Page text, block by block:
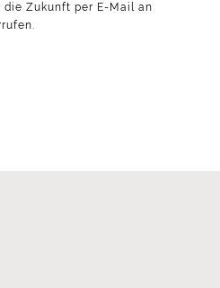
Zukunft per E-Mail an